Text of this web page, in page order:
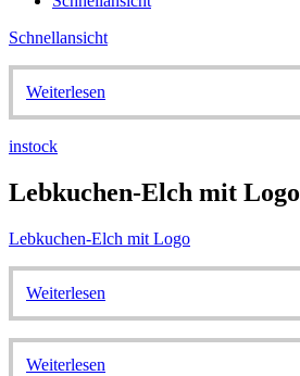
Schnellansicht
Weiterlesen
instock
Lebkuchen-Elch mit Logo
Lebkuchen-Elch mit Logo
Weiterlesen
Weiterlesen